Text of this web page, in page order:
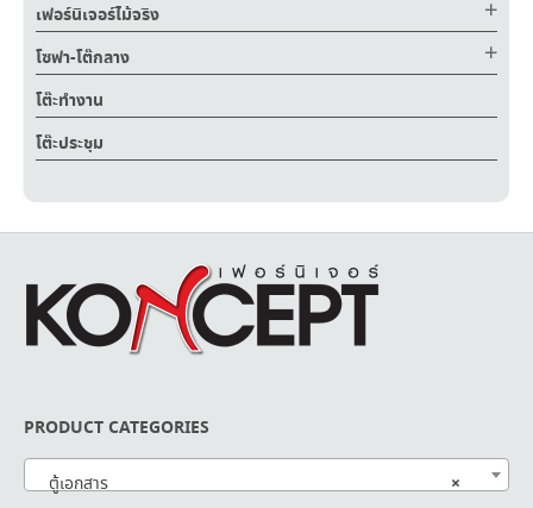
เฟอร์นิเจอร์ไม้จริง
โซฟา-โต๊กลาง
โต๊ะทำงาน
โต๊ะประชุม
PRODUCT CATEGORIES
×
ตู้เอกสาร